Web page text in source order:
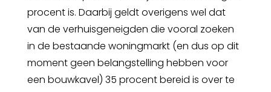
procent is. Daarbij geldt overigens wel dat
van de verhuisgeneigden die vooral zoeken
in de bestaande woningmarkt (en dus op dit
moment geen belangstelling hebben voor
een bouwkavel) 35 procent bereid is over te